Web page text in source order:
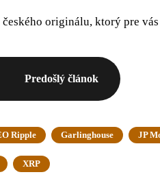
českého originálu, ktorý pre
Predošlý článok
Ripple Garlinghouse JP
XRP